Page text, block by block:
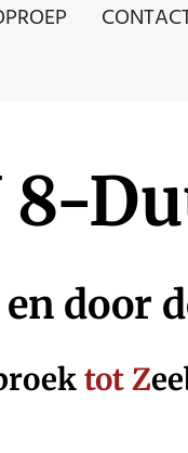
8-
door
tot Z